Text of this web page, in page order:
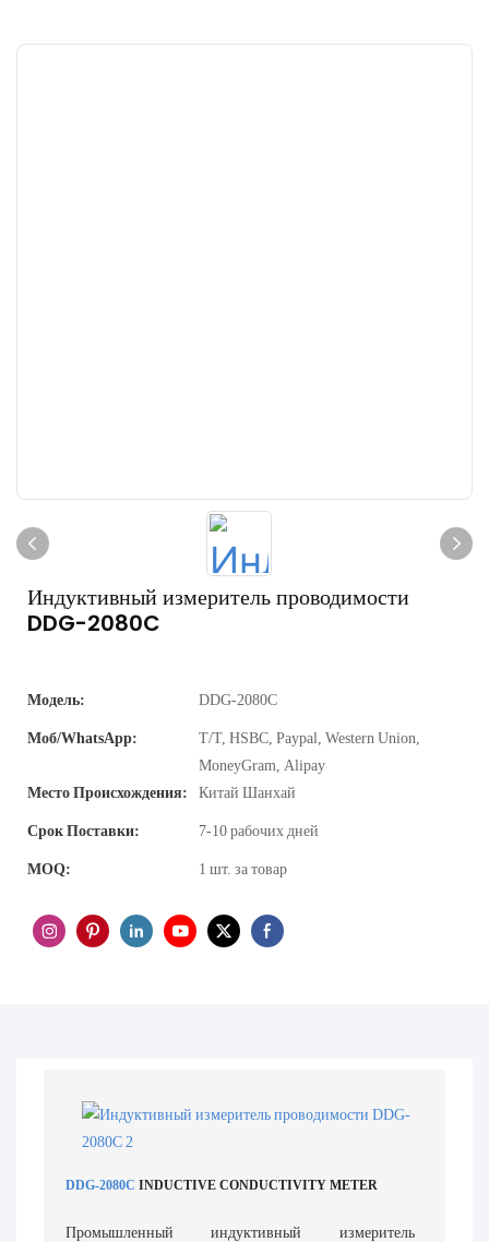
Индуктивный измеритель проводимости
DDG-2080C
Модель: DDG-2080C
Моб/WhatsApp:
Т/Т, HSBC, Paypal, Western Union,
MoneyGram, Alipay
Место Происхождения:
Китай Шанхай
Срок Поставки: 7-10 рабочих дней
MOQ: 1 шт. за товар
DDG-2080CINDUCTIVE CONDUCTIVITY METER
Промышленный индуктивный измеритель